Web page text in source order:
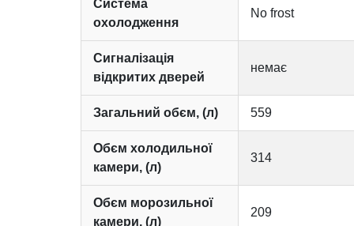
Система
охолодження
No frost
Сигналізація
відкритих дверей
немає
Загальний обєм, (л) 559
Обєм холодильної
камери, (л)
314
Обєм морозильної
камери, (л)
209